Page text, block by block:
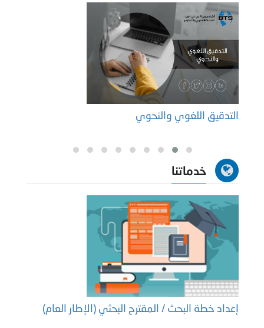
التدقيق اللغوي والنحوي
خدماتنا
إعداد خطة البحث / المقترح البحثي (الإطار العام)